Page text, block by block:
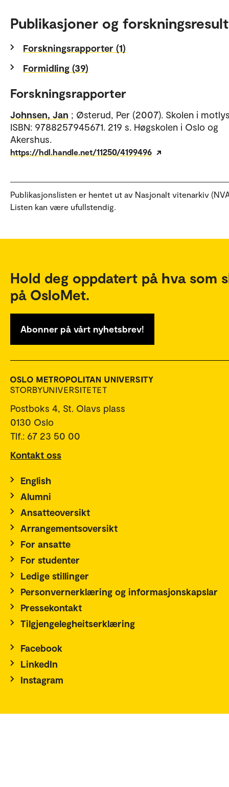
Publikasjoner og
Forskningsrapporter (1)
Formidling (39)
Forskningsrapporter
Johnsen, Jan ; Østerud, Per (2007). Skolen i
ISBN: 9788257945671. 219 s. Høgskolen i Oslo og
Akershus.
https://hdl.handle.net/11250/4199496
Publikasjonslisten er hentet ut av Nasjonalt vitenarkiv
Listen kan være ufullstendig.
Hold deg oppdatert på hva som
på OsloMet.
Abonner på vårt nyhetsbrev!
Postboks 4, St. Olavs plass
0130 Oslo
Tlf.: 67 23 50 00
Kontakt oss
English
Alumni
Ansatteoversikt
Arrangementsoversikt
For ansatte
For studenter
Ledige stillinger
Personvernerklæring og informasjonskapslar
Pressekontakt
Tilgjengelegheitserklæring
Facebook
LinkedIn
Instagram